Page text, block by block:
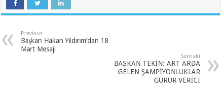
Previous
Başkan Hakan Yıldırım’dan 18
Mart Mesajı
Sonraki
BAŞKAN TEKİN: ART ARDA
GELEN ŞAMPİYONLUKLAR
GURUR VERİCİ